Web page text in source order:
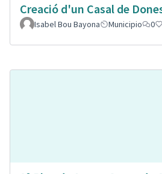
Creació d'un Casal de
Isabel Bou Bayona
Municipio 0